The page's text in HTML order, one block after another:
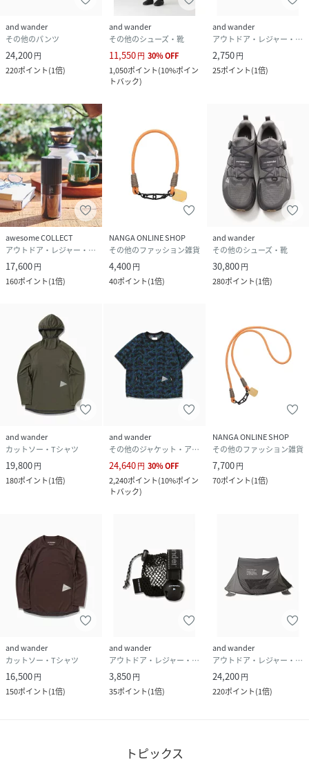
and wander
その他のパンツ
24,200円
220ポイント(1倍)
and wander
その他のシューズ・靴
11,550円 30%OFF
1,050ポイント(10%ポイン
トバック)
and wander
アウトドア・レジャー・キャンプ用品
2,750円
25ポイント(1倍)
awesome COLLECT
アウトドア・レジャー・キャンプ用品
17,600円
160ポイント(1倍)
NANGA ONLINE SHOP
その他のファッション雑貨
4,400円
40ポイント(1倍)
and wander
その他のシューズ・靴
30,800円
280ポイント(1倍)
and wander
カットソー・Tシャツ
19,800円
180ポイント(1倍)
and wander
その他のジャケット・アウター
24,640円 30%OFF
2,240ポイント(10%ポイン
トバック)
NANGA ONLINE SHOP
その他のファッション雑貨
7,700円
70ポイント(1倍)
and wander
カットソー・Tシャツ
16,500円
150ポイント(1倍)
and wander
アウトドア・レジャー・キャンプ用品
3,850円
35ポイント(1倍)
and wander
アウトドア・レジャー・キャンプ用品
24,200円
220ポイント(1倍)
トピックス